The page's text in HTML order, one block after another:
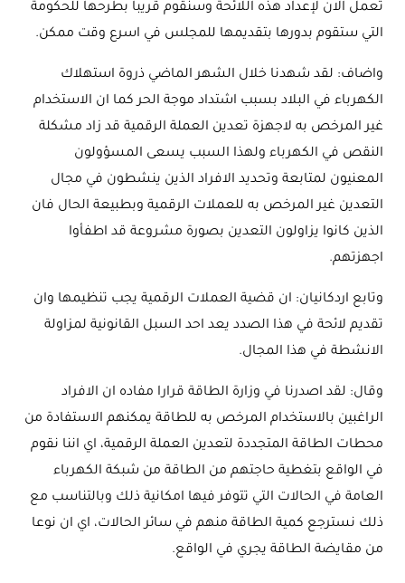
تعمل الان لإعداد هذه اللائحة وسنقوم قريبا بطرحها للحكومة
التي ستقوم بدورها بتقديمها للمجلس في اسرع وقت ممكن.
واضاف: لقد شهدنا خلال الشهر الماضي ذروة استهلاك
الكهرباء في البلاد بسبب اشتداد موجة الحر كما ان الاستخدام
غير المرخص به لاجهزة تعدين العملة الرقمية قد زاد مشكلة
النقص في الكهرباء ولهذا السبب يسعى المسؤولون
المعنيون لمتابعة وتحديد الافراد الذين ينشطون في مجال
التعدين غير المرخص به للعملات الرقمية وبطبيعة الحال فان
الذين كانوا يزاولون التعدين بصورة مشروعة قد اطفأوا
اجهزتهم.
وتابع اردكانيان: ان قضية العملات الرقمية يجب تنظيمها وان
تقديم لائحة في هذا الصدد يعد احد السبل القانونية لمزاولة
الانشطة في هذا المجال.
وقال: لقد اصدرنا في وزارة الطاقة قرارا مفاده ان الافراد
الراغبين بالاستخدام المرخص به للطاقة يمكنهم الاستفادة من
محطات الطاقة المتجددة لتعدين العملة الرقمية، اي اننا نقوم
في الواقع بتغطية حاجتهم من الطاقة من شبكة الكهرباء
العامة في الحالات التي تتوفر فيها امكانية ذلك وبالتناسب مع
ذلك نسترجع كمية الطاقة منهم في سائر الحالات، اي ان نوعا
من مقايضة الطاقة يجري في الواقع.